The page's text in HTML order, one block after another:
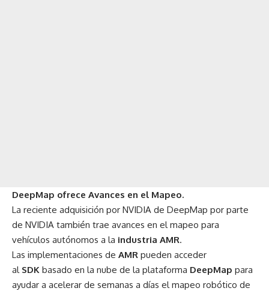
DeepMap ofrece Avances en el Mapeo.
La reciente adquisición por NVIDIA de DeepMap por parte
de NVIDIA también trae avances en el mapeo para
vehículos autónomos a la industria AMR.
Las implementaciones de AMR pueden acceder
al SDK basado en la nube de la plataforma DeepMap para
ayudar a acelerar de semanas a días el mapeo robótico de